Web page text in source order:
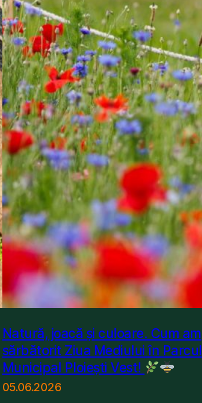
Natură, joacă și culoare. Cum am
sărbătorit Ziua Mediului în Parcul
Municipal Ploiești Vest!
05.06.2026